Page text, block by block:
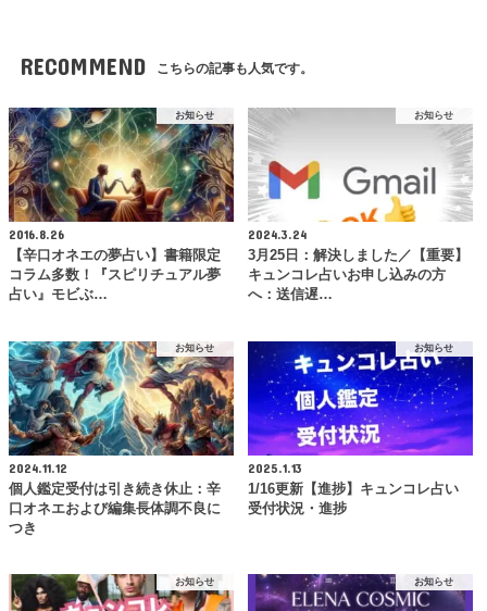
RECOMMEND こちらの記事も人気です。
お知らせ
2016.8.26
【辛口オネエの夢占い】書籍限定
コラム多数！『スピリチュアル夢
占い』モビぶ…
お知らせ
2024.3.24
3月25日：解決しました／【重要】
キュンコレ占いお申し込みの方
へ：送信遅…
お知らせ
2024.11.12
個人鑑定受付は引き続き休止：辛
口オネエおよび編集長体調不良に
つき
お知らせ
2025.1.13
1/16更新【進捗】キュンコレ占い
受付状況・進捗
お知らせ お知らせ